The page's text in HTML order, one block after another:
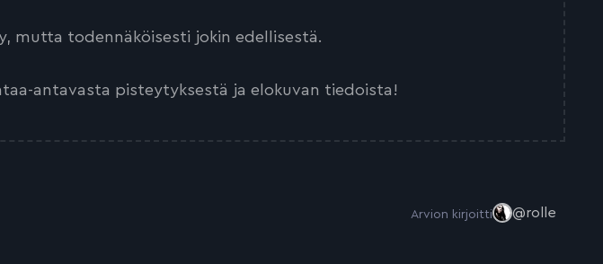
mutta todennäköisesti jokin edellisestä.
antavasta pisteytyksestä ja elokuvan tiedoista!
Arvion kirjoitti @rolle